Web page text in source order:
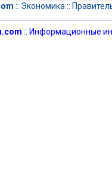
:: Экономика ::
:: Информационные